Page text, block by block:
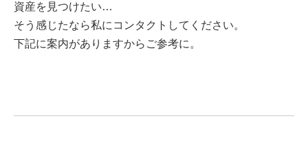
資産を見つけたい…
そう感じたなら私にコンタクトしてください。
下記に案内がありますからご参考に。